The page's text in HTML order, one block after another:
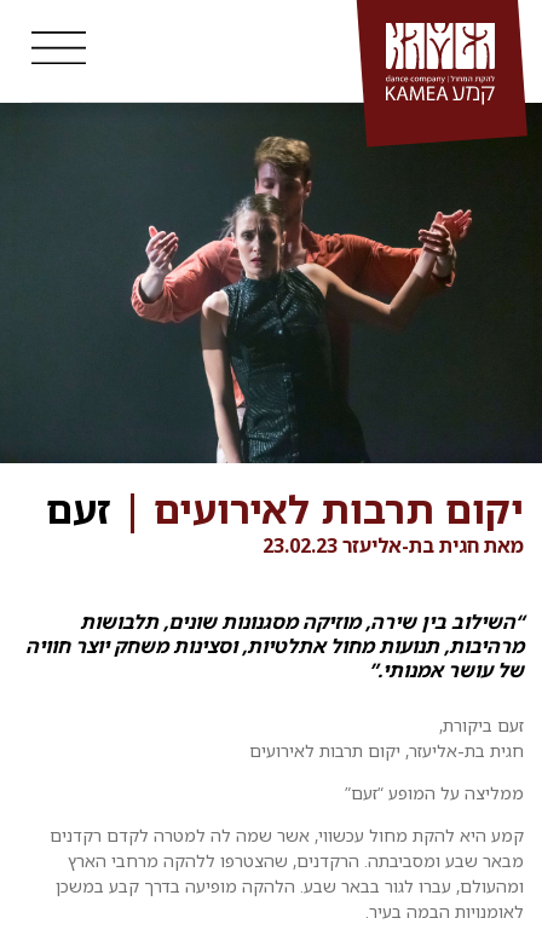
Skip
content
יקום תרבות לאירועים | זעם
מאת חגית בת-אליעזר 23.02.23
“השילוב בין שירה, מוזיקה מסגנונות שונים, תלבושות
מרהיבות, תנועות מחול אתלטיות, וסצינות משחק יוצר חוויה
של עושר אמנותי.”
זעם ביקורת,
חגית בת-אליעזר, יקום תרבות לאירועים
ממליצה על המופע “זעם”
קמע היא להקת מחול עכשווי, אשר שמה לה למטרה לקדם רקדנים
מבאר שבע ומסביבתה. הרקדנים, שהצטרפו ללהקה מרחבי הארץ
ומהעולם, עברו לגור בבאר שבע. הלהקה מופיעה בדרך קבע במשכן
לאומנויות הבמה בעיר.